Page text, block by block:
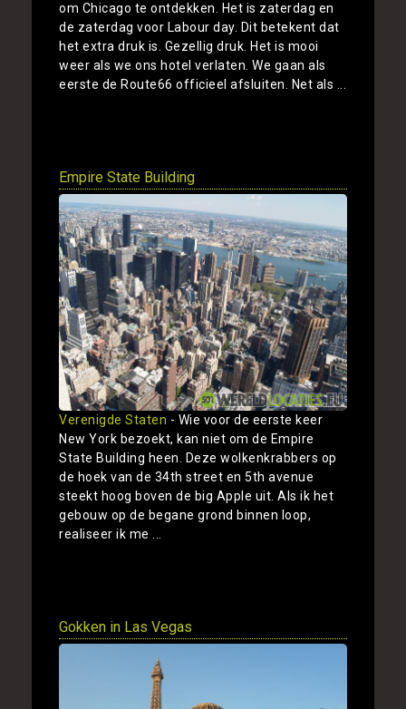
om Chicago te ontdekken. Het is zaterdag en
de zaterdag voor Labour day. Dit betekent dat
het extra druk is. Gezellig druk. Het is mooi
weer als we ons hotel verlaten. We gaan als
eerste de Route66 officieel afsluiten. Net als ...
Empire State Building
Verenigde Staten - Wie voor de eerste keer
New York bezoekt, kan niet om de Empire
State Building heen. Deze wolkenkrabbers op
de hoek van de 34th street en 5th avenue
steekt hoog boven de big Apple uit. Als ik het
gebouw op de begane grond binnen loop,
realiseer ik me ...
Gokken in Las Vegas